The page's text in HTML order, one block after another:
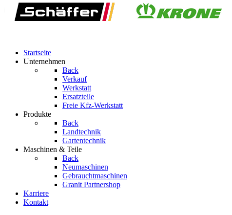
Startseite
Unternehmen
Back
Verkauf
Werkstatt
Ersatzteile
Freie Kfz-Werkstatt
Produkte
Back
Landtechnik
Gartentechnik
Maschinen & Teile
Back
Neumaschinen
Gebrauchtmaschinen
Granit Partnershop
Karriere
Kontakt